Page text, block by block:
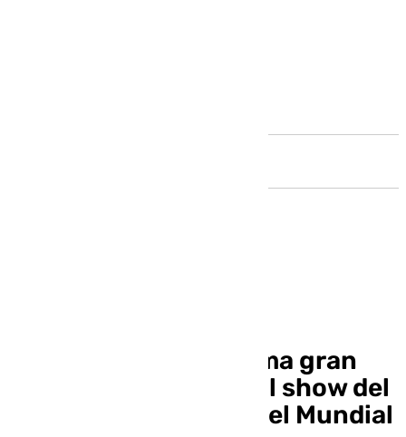
Justin Bieber, la última gran
estrella en sumarse al show del
descanso de la final del Mundial